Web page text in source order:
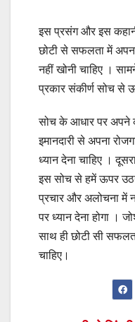
इस प्रसंग और इस
छोटी से सफलता में
नहीं खोनी चाहिए ।
प्रकार संकीर्ण सोच से
सोच के आधार पर अपने
इमानदारी से अपना
ध्यान देना चाहिए ।
इस सोच से हमें ऊपर
प्रचार और अलोचना में
पर ध्यान देना होगा ।
साथ ही छोटी सी
चाहिए।